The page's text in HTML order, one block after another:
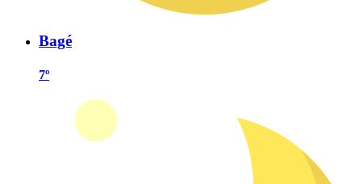
Bagé
7º